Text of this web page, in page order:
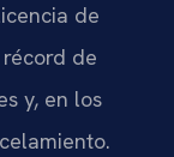
de
de
y, en los